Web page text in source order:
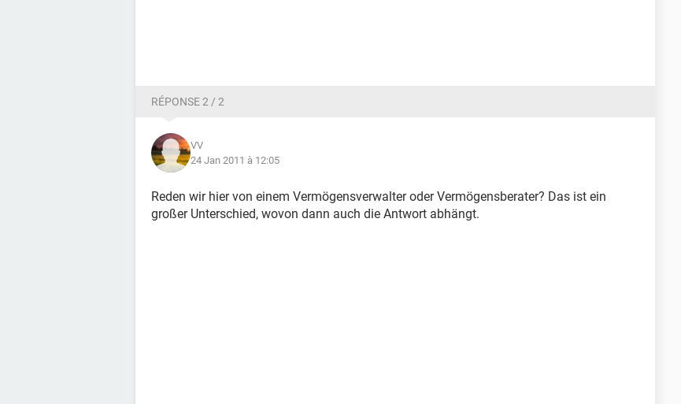
RÉPONSE 2 / 2
VV
24 Jan 2011 à 12:05
Reden wir hier von einem Vermögensverwalter oder Vermögensberater? Das ist ein
großer Unterschied, wovon dann auch die Antwort abhängt.